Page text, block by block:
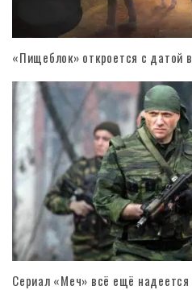
«Пищеблок» откроется с датой
Сериал «Меч» всё ещё